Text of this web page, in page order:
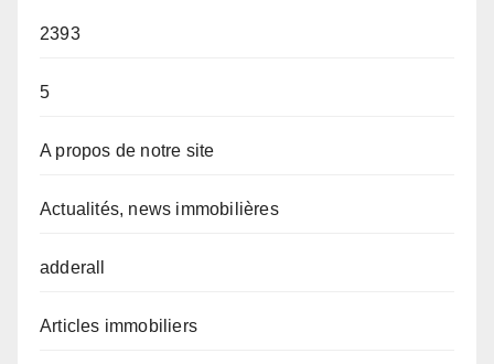
2393
5
A propos de notre site
Actualités, news immobilières
adderall
Articles immobiliers